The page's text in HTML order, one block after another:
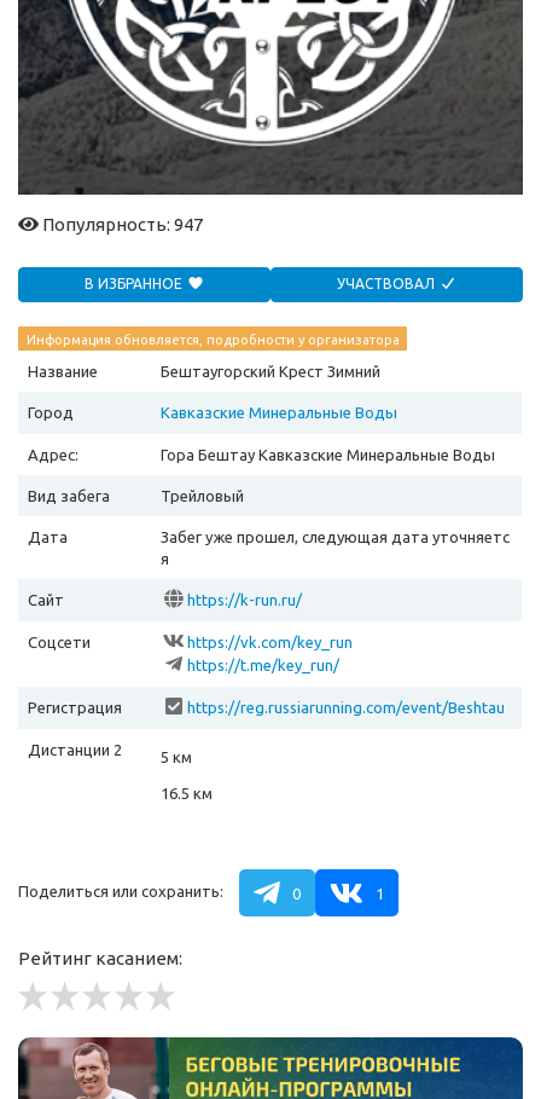
Популярность: 947
В ИЗБРАННОЕ УЧАСТВОВАЛ
Информация обновляется, подробности у организатора
Название Бештаугорский Крест Зимний
Город Кавказские Минеральные Воды
Адрес: Гора Бештау Кавказские Минеральные Воды
Вид забега Трейловый
Дата
Забег уже прошел, следующая дата уточняетс
я
Сайт https://k-run.ru/
Соцсети
https://vk.com/key_run
https://t.me/key_run/
Регистрация
https://reg.russiarunning.com/event/Beshtau
Дистанции 2
5 км
16.5 км
Поделиться или сохранить: 0 1
Рейтинг касанием: